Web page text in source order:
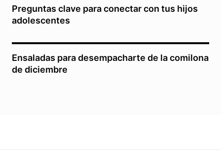
Preguntas clave para conectar con tus hijos
adolescentes
Ensaladas para desempacharte de la comilona
de diciembre